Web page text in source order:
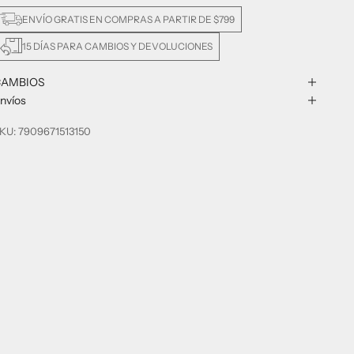
ENVÍO GRATIS EN COMPRAS A PARTIR DE $799
15 DÍAS PARA CAMBIOS Y DEVOLUCIONES
7909671513150